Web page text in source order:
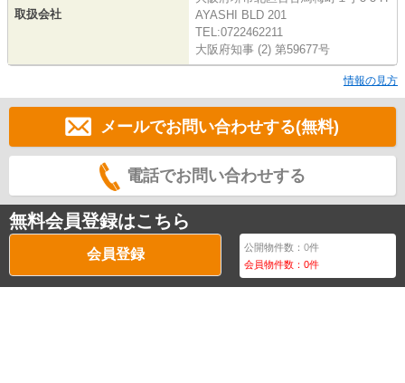
取扱会社
AYASHI BLD 201
TEL:0722462211
大阪府知事 (2) 第59677号
情報の見方
メールでお問い合わせする(無料)
電話でお問い合わせする
無料会員登録はこちら
会員登録 公開物件数：0件
会員物件数：0件